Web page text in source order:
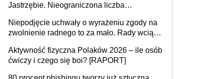
Jastrzębie. Nieograniczona liczba
Niepodjęcie uchwały o wyrażeniu zgody na
zwolnienie radnego to za mało. Rady wciąż
rozstrzygać sprawy
Aktywność fizyczna Polaków 2026 – ile osób
ćwiczy i czego się boi? [RAPORT]